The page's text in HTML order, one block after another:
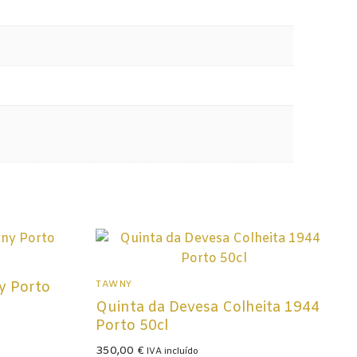
Porto TAWNY
Quinta da Devesa Colheita 1944
Porto 50cl
350,00 € IVA incluído